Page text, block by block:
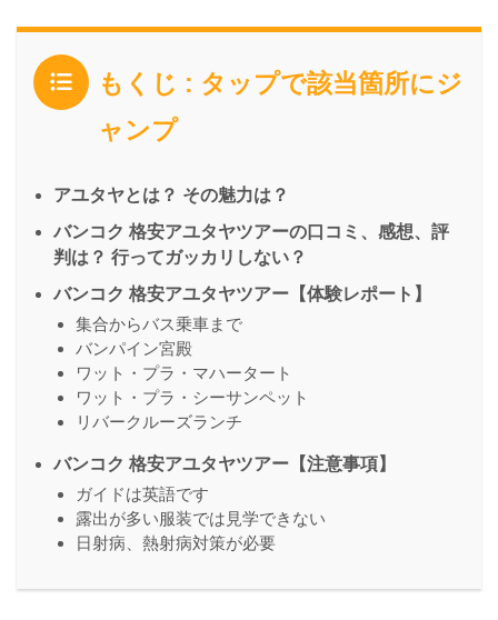
もくじ : タップで該当箇所にジ
ャンプ
アユタヤとは？ その魅力は？
バンコク 格安アユタヤツアーの口コミ、感想、評
判は？ 行ってガッカリしない？
バンコク 格安アユタヤツアー【体験レポート】
集合からバス乗車まで
バンパイン宮殿
ワット・プラ・マハータート
ワット・プラ・シーサンペット
リバークルーズランチ
バンコク 格安アユタヤツアー【注意事項】
ガイドは英語です
露出が多い服装では見学できない
日射病、熱射病対策が必要